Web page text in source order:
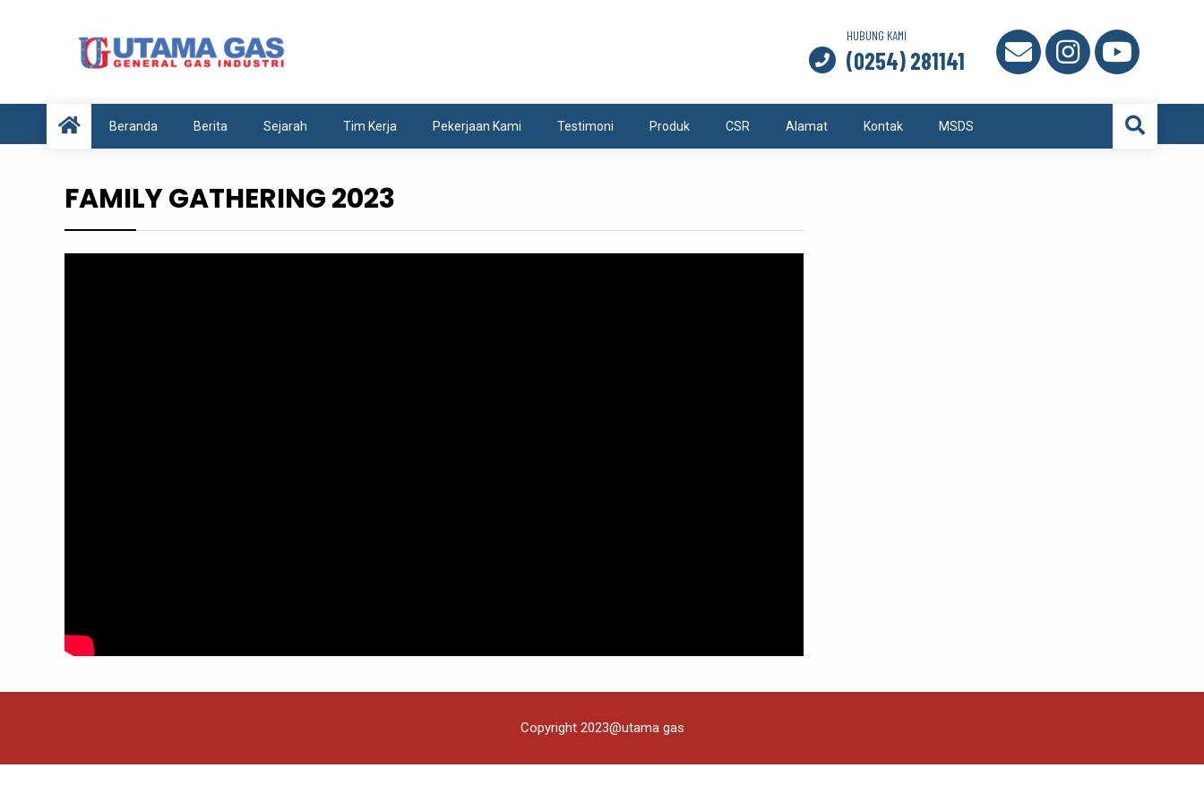
HUBUNG KAMI
(0254) 281141
Beranda Berita Sejarah Tim Kerja Pekerjaan Kami Testimoni Produk CSR Alamat Kontak MSDS
Anda disini : Beranda Video-FAMILY GATHERING 2023
FAMILY GATHERING 2023
Copyright 2023@utama gas